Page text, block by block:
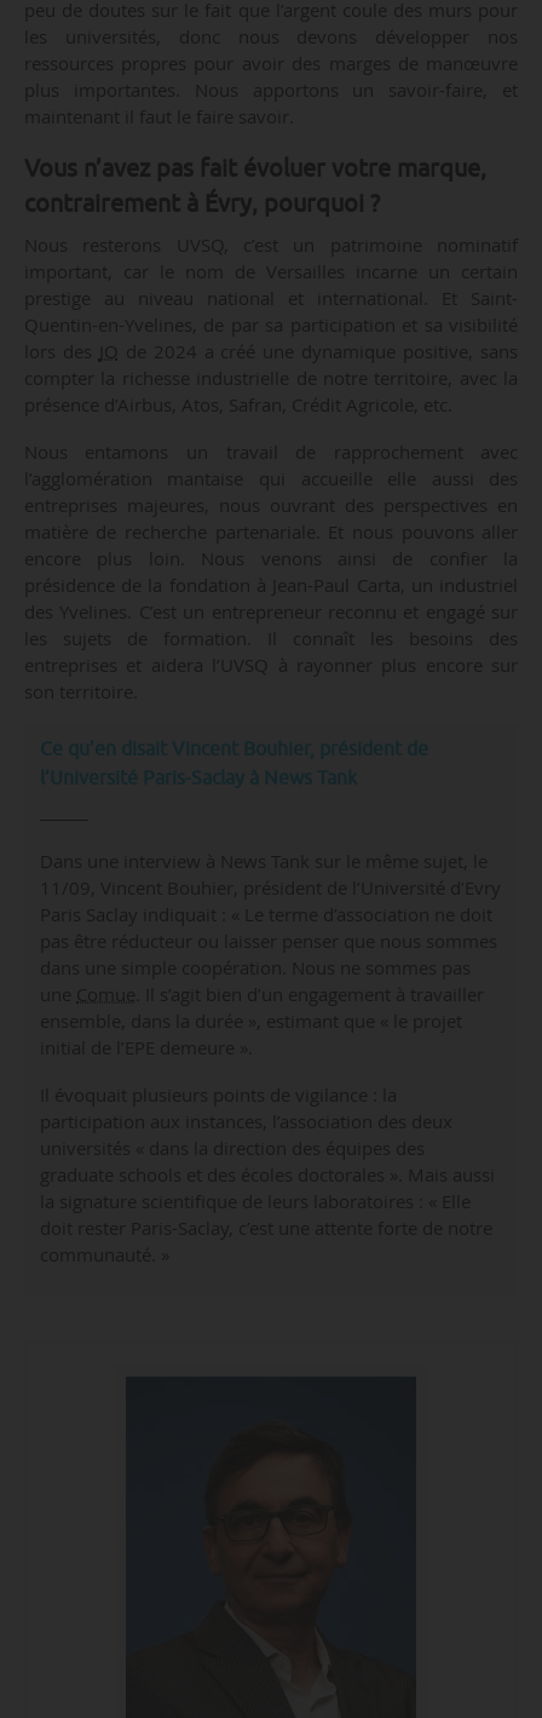
peu de doutes sur le fait que l’argent coule des murs pour
les universités, donc nous devons développer nos
ressources propres pour avoir des marges de manœuvre
plus importantes. Nous apportons un savoir-faire, et
maintenant il faut le faire savoir.
Vous n’avez pas fait évoluer votre marque,
contrairement à Évry, pourquoi ?
Nous resterons UVSQ, c’est un patrimoine nominatif
important, car le nom de Versailles incarne un certain
prestige au niveau national et international. Et Saint-
Quentin-en-Yvelines, de par sa participation et sa visibilité
lors des
JO de 2024 a créé une dynamique positive, sans
compter la richesse industrielle de notre territoire, avec la
présence d’Airbus, Atos, Safran, Crédit Agricole, etc.
Nous entamons un travail de rapprochement avec
l’agglomération mantaise qui accueille elle aussi des
entreprises majeures, nous ouvrant des perspectives en
matière de recherche partenariale. Et nous pouvons aller
encore plus loin. Nous venons ainsi de confier la
présidence de la fondation à Jean-Paul Carta, un industriel
des Yvelines. C’est un entrepreneur reconnu et engagé sur
les sujets de formation. Il connaît les besoins des
entreprises et aidera l’UVSQ à rayonner plus encore sur
son territoire.
Ce qu’en disait Vincent Bouhier, président de
l’Université Paris-Saclay à News Tank